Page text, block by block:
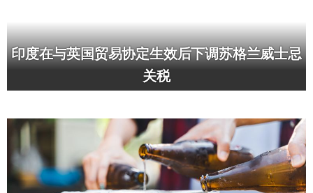
印度在与英国贸易协定生效后下调苏格兰威士忌
关税